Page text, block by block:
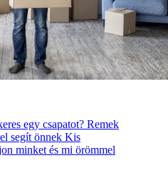
egy csapatot? Remek
segít önnek Kis
minket és mi örömmel